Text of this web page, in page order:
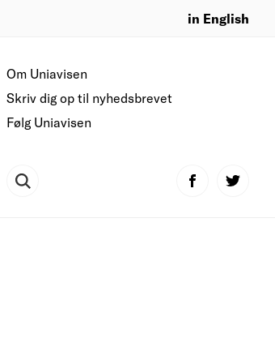
in English
Om Uniavisen
Skriv dig op til nyhedsbrevet
Følg Uniavisen